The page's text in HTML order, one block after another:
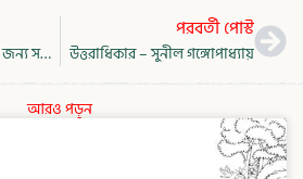
আয়কর রিটার্ন দাখিলের জন্য সময় বৃদ্ধির আবেদন ফরম।
পরবর্তী পোস্ট
উত্তরাধিকার – সুনীল গঙ্গোপাধ্যায়
আরও পড়ুন